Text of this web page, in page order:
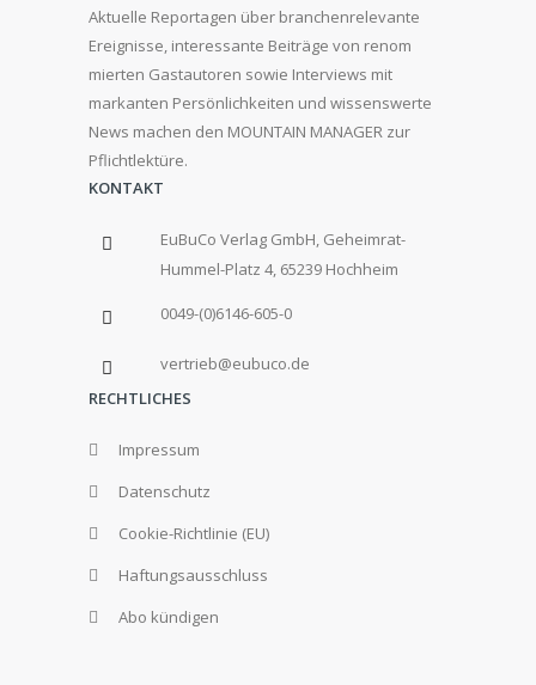
Aktuelle Reportagen über branchenrelevante
Ereignisse, interessante Beiträge von renom
mierten Gastautoren sowie Interviews mit
markanten Persönlichkeiten und wissenswerte
News machen den MOUNTAIN MANAGER zur
Pflichtlektüre.
KONTAKT
EuBuCo Verlag GmbH, Geheimrat-
Hummel-Platz 4, 65239 Hochheim
0049-(0)6146-605-0
vertrieb@eubuco.de
RECHTLICHES
Impressum
Datenschutz
Cookie-Richtlinie (EU)
Haftungsausschluss
Abo kündigen